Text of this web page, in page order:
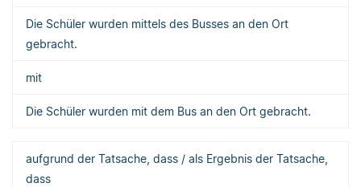
Die Schüler wurden mittels des Busses an den Ort
gebracht.
mit
Die Schüler wurden mit dem Bus an den Ort gebracht.
aufgrund der Tatsache, dass / als Ergebnis der Tatsache,
dass